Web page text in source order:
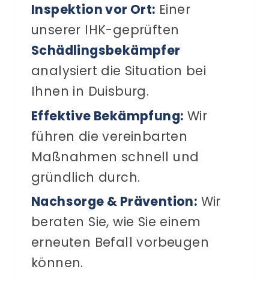
Inspektion vor Ort: Einer
unserer IHK-geprüften
Schädlingsbekämpfer
analysiert die Situation bei
Ihnen in Duisburg.
Effektive Bekämpfung: Wir
führen die vereinbarten
Maßnahmen schnell und
gründlich durch.
Nachsorge & Prävention: Wir
beraten Sie, wie Sie einem
erneuten Befall vorbeugen
können.